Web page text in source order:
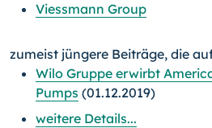
Viessmann Group
zumeist jüngere Beiträge, die
Wilo Gruppe erwirbt
Pumps (01.12.2019)
weitere Details...